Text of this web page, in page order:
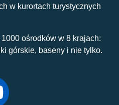
w kurortach turystycznych
ośrodków w 8 krajach:
górskie, baseny i nie tylko.